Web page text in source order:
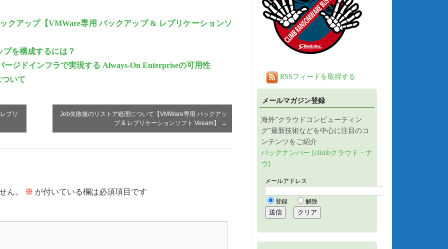
クアップ【VMWare専用 バックアップ & レプリケーションソ
プを構成するには？
ージドインフラで実現する Always-On Enterpriseの可用性
いて
プリ
Job失敗後のリストア処理について【VMWare専用 バックアッ
プ & レプリケーションソフト Veeam】
→
ん。 ※ が付いている欄は必須項目です
RSSフィードを取得する
メールマガジン登録
海外”クラウドコンピューティン
グ”最新技術などを中心に注目のコ
ンテンツをご紹介
バックナンバー [climbクラウド・ナ
ウ]